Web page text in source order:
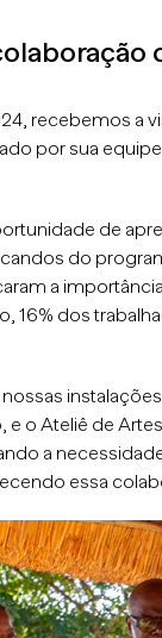
recebemos a
por sua
de
do
a
16% dos
e o Ateliê de
a
essa